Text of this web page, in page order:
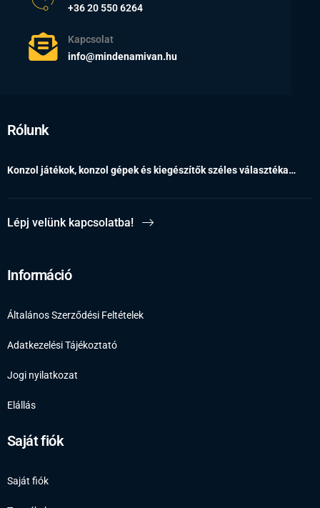
+36 20 550 6264
Kapcsolat
info@mindenamivan.hu
Rólunk
Konzol játékok, konzol gépek és kiegészítők széles választéka…
Lépj velünk kapcsolatba!
Információ
Általános Szerződési Feltételek
Adatkezelési Tájékoztató
Jogi nyilatkozat
Elállás
Saját fiók
Saját fiók